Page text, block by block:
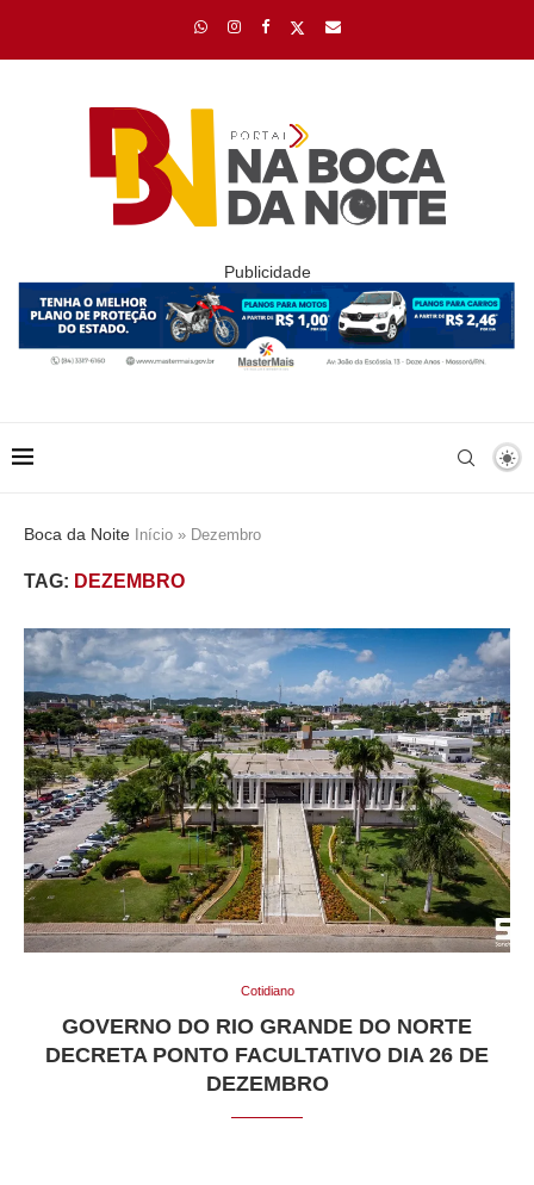
Publicidade
Boca da Noite Início » Dezembro
TAG: DEZEMBRO
Cotidiano
GOVERNO DO RIO GRANDE DO NORTE
DECRETA PONTO FACULTATIVO DIA 26 DE
DEZEMBRO